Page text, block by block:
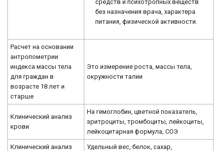
средств и психотропных веществ
без назначения врача, характера
питания, физической активности.
Расчет на основании
антропометрии
индекса массы тела
для граждан в
возрасте 18 лет и
старше
Это измерение роста, массы тела,
окружности талии
Клинический анализ
крови
На гемоглобин, цветной показатель,
эритроциты, тромбоциты, лейкоциты,
лейкоцитарная формула, СОЭ
Клинический анализ
Удельный вес, белок, сахар,